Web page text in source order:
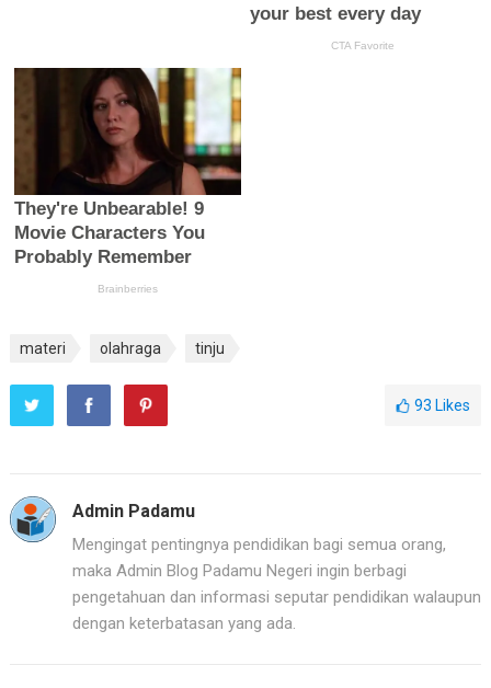
materi olahraga tinju
93 Likes
Admin Padamu
Mengingat pentingnya pendidikan bagi semua orang,
maka Admin Blog Padamu Negeri ingin berbagi
pengetahuan dan informasi seputar pendidikan walaupun
dengan keterbatasan yang ada.